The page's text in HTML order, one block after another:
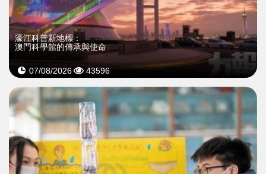
濠江科普新地標：
澳門科學館的傳承與使命
07/08/2026 43596